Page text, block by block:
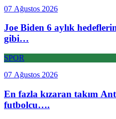
07 Ağustos 2026
Joe Biden 6 aylık
gibi…
SPOR
07 Ağustos 2026
En fazla kızaran takım
futbolcu….